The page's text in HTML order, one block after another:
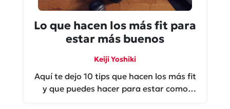
Lo que hacen los más fit para
estar más buenos
Keiji Yoshiki
Aquí te dejo 10 tips que hacen los más fit
y que puedes hacer para estar como